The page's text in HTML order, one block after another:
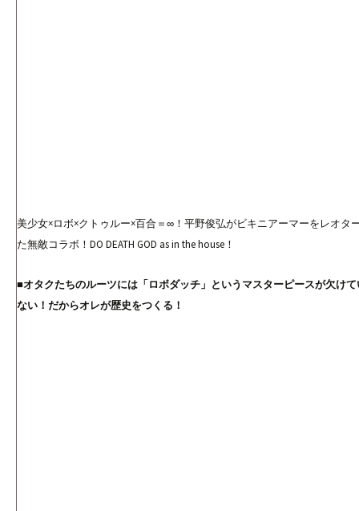
美少女×ロボ×クトゥルー×百合＝∞！平野俊弘がビキニアーマーをレオタ
た無敵コラボ！DO DEATH GOD as in the house！
■オタクたちのルーツには「ロボダッチ」というマスターピースが欠け
ない！だからオレが歴史をつくる！